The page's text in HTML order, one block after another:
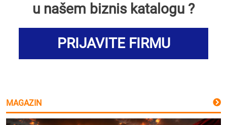
u našem biznis katalogu ?
PRIJAVITE FIRMU
MAGAZIN